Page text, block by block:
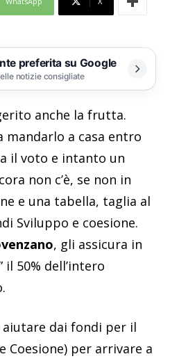
preferita su Google
notizie consigliate
anche la frutta.
mandarlo a casa entro
il voto e intanto un
non c’è, se non in
e una tabella, taglia al
Sviluppo e coesione.
, gli assicura in
50% dell’intero
aiutare dai fondi per il
Coesione) per arrivare a